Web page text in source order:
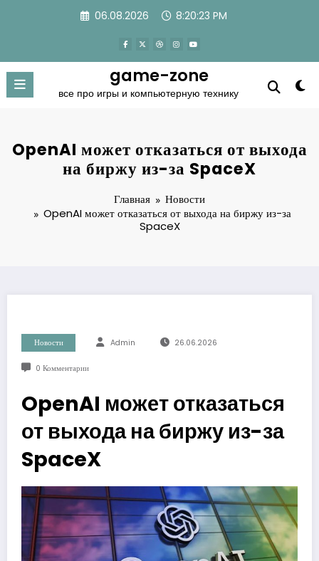
06.08.2026 8:20:23 PM
game-zone
все про игры и компьютерную технику
OpenAI может отказаться от выхода
на биржу из-за SpaceX
Главная
Новости
OpenAI может отказаться от выхода на биржу из-за
SpaceX
Новости Admin 26.06.2026
0 Комментарии
OpenAI может отказаться
от выхода на биржу из-за
SpaceX